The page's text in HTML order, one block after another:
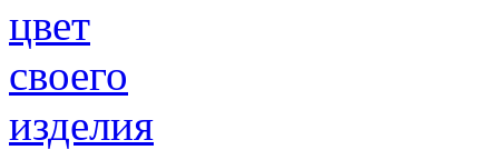
цвет
своего
изделия